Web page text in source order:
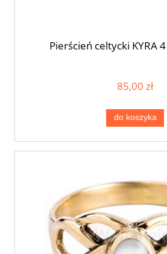
Pierścień celtycki KYRA
85,00 zł
do koszyka